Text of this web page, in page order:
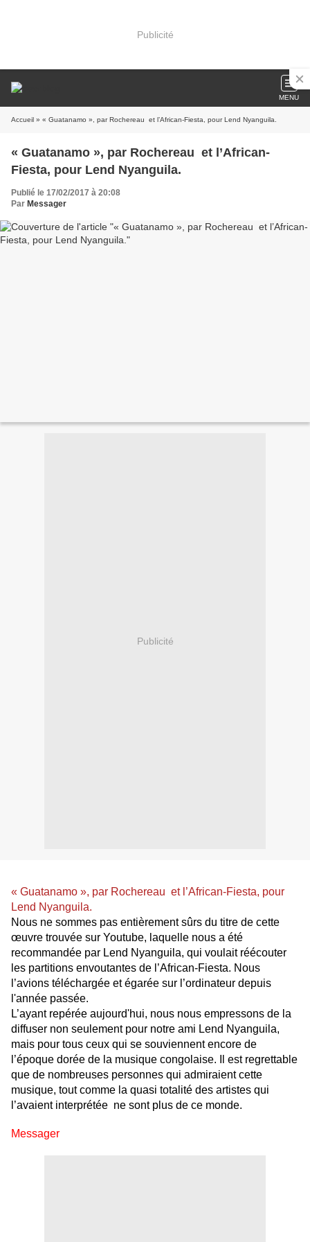
Publicité
MENU
Accueil » « Guatanamo », par Rochereau et l’African-Fiesta, pour Lend Nyanguila.
« Guatanamo », par Rochereau et l’African-
Fiesta, pour Lend Nyanguila.
Publié le 17/02/2017 à 20:08
Par Messager
Publicité
« Guatanamo », par Rochereau et l’African-Fiesta, pour
Lend Nyanguila.
Nous ne sommes pas entièrement sûrs du titre de cette
œuvre trouvée sur Youtube, laquelle nous a été
recommandée par Lend Nyanguila, qui voulait réécouter
les partitions envoutantes de l’African-Fiesta. Nous
l’avions téléchargée et égarée sur l’ordinateur depuis
l'année passée.
L’ayant repérée aujourd'hui, nous nous empressons de la
diffuser non seulement pour notre ami Lend Nyanguila,
mais pour tous ceux qui se souviennent encore de
l’époque dorée de la musique congolaise. Il est regrettable
que de nombreuses personnes qui admiraient cette
musique, tout comme la quasi totalité des artistes qui
l’avaient interprétée ne sont plus de ce monde.
Messager